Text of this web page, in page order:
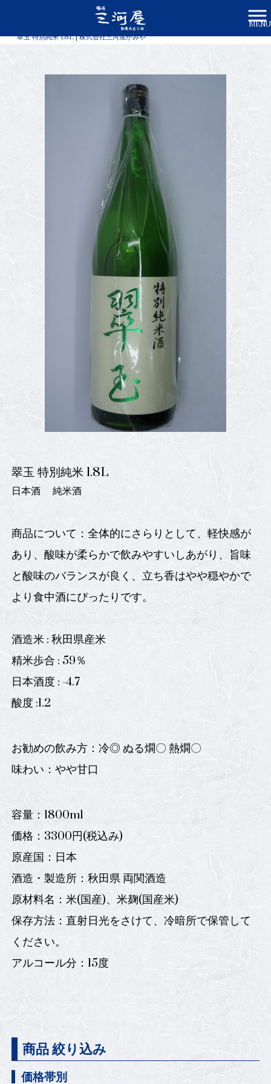
MENU
商品一覧
翠玉 特別純米 1.8L | 株式会社三河屋かみや
翠玉 特別純米 1.8L
日本酒 純米酒
商品について：全体的にさらりとして、軽快感が
あり、酸味が柔らかで飲みやすいしあがり、旨味
と酸味のバランスが良く、立ち香はやや穏やかで
より食中酒にぴったりです。
酒造米 : 秋田県産米
精米歩合 : 59％
日本酒度 : -4.7
酸度 :1.2
お勧めの飲み方：冷◎ ぬる燗〇 熱燗〇
味わい：やや甘口
容量：1800ml
価格：3300円(税込み)
原産国：日本
酒造・製造所：秋田県 両関酒造
原材料名：米(国産)、米麹(国産米)
保存方法：直射日光をさけて、冷暗所で保管して
ください。
アルコール分：15度
商品 絞り込み
価格帯別